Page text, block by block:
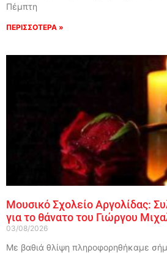
Πέμπτη
ΠΕΡΙΣΣΟΤΕΡΑ »
Μουσικό Σχολείο Αργολίδας:
για το θάνατο του Γιώργου
03/08/2026
Με βαθιά θλίψη πληροφορηθήκαμε